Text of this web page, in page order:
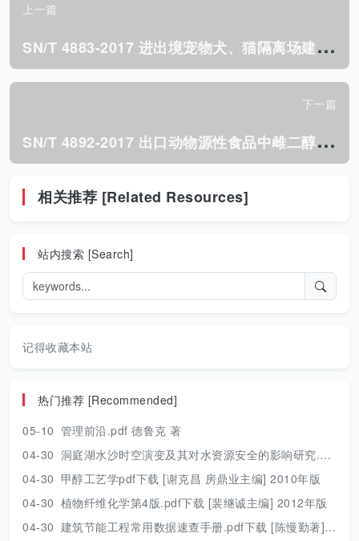
上一篇
S
N/T 4883-2017 进出境宠物犬、猫隔离场建设规范.pdf
下一篇
S
N/T 4892-2017 出口动物源性食品中雌二醇、睾酮和孕酮 残留量及稳定碳同位素比值的测定.pdf
相关推荐 [Related Resources]
站内搜索 [Search]
记得收藏本站
热门推荐 [Recommended]
05-10 管理前沿.pdf 德鲁克 著
04-30 洞庭湖水沙时空演变及其对水资源安全的影响研究.pdf 胡光伟 著 2017年版
04-30 甲醇工艺学pdf下载 [谢克昌 房鼎业主编] 2010年版
04-30 植物纤维化学第4版.pdf下载 [裴继诚主编] 2012年版
04-30 建筑节能工程常用数据速查手册.pdf下载 [陈慢勤著] 2010年版